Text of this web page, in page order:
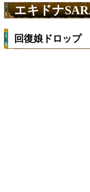
エキドナ
回復娘ドロップ